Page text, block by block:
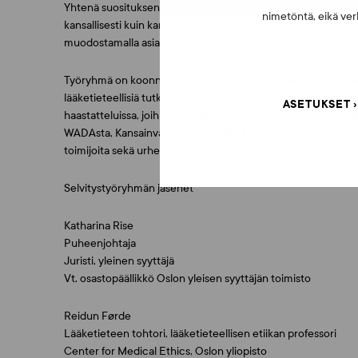
nimetöntä, eikä
ASETUKSET
Yhtenä suosituksena on avoimen ja aktiivisen
kansallisesti kuin kansainvälisesti. Pohjoismaat voisivat
muodostamalla asiantuntijaryhmän, jonka tavoitteena on
Työryhmä on koonnut selvityksessä käytetyn aineistonsa
lääketieteellisiä tutkimuksia ja keskeisten tahojen
haastatteluissa, joihin on osallistunut niin lääketieteen kuin
WADAsta, Kansainvälinen hiihtoliitto FISstä,
toimijoita sekä urheilijoita on haastateltu.
Selvitystyöryhmän jäsenet
Katharina Rise
Puheenjohtaja
Juristi, yleinen syyttäjä
Vt. osastopäällikkö Oslon yleisen syyttäjän toimisto
Reidun Førde
Lääketieteen tohtori, lääketieteellisen etiikan professori
Center for Medical Ethics, Oslon yliopisto